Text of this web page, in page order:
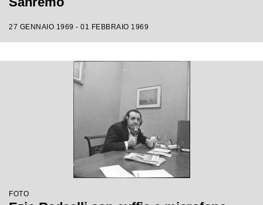
27 GENNAIO 1969 - 01 FEBBRAIO 1969
FOTO